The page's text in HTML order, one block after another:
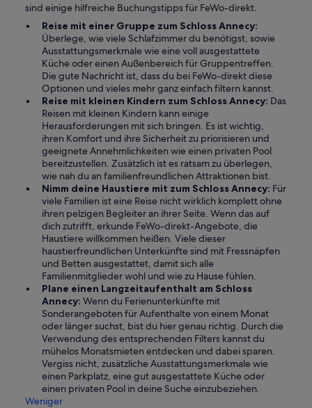
sind einige hilfreiche Buchungstipps für FeWo-direkt.
Reise mit einer Gruppe zum Schloss Annecy:
Überlege, wie viele Schlafzimmer du benötigst, sowie
Ausstattungsmerkmale wie eine voll ausgestattete
Küche oder einen Außenbereich für Gruppentreffen.
Die gute Nachricht ist, dass du bei FeWo-direkt diese
Optionen und vieles mehr ganz einfach filtern kannst.
Reise mit kleinen Kindern zum Schloss Annecy: Das
Reisen mit kleinen Kindern kann einige
Herausforderungen mit sich bringen. Es ist wichtig,
ihren Komfort und ihre Sicherheit zu priorisieren und
geeignete Annehmlichkeiten wie einen privaten Pool
bereitzustellen. Zusätzlich ist es ratsam zu überlegen,
wie nah du an familienfreundlichen Attraktionen bist.
Nimm deine Haustiere mit zum Schloss Annecy: Für
viele Familien ist eine Reise nicht wirklich komplett ohne
ihren pelzigen Begleiter an ihrer Seite. Wenn das auf
dich zutrifft, erkunde FeWo-direkt-Angebote, die
Haustiere willkommen heißen. Viele dieser
haustierfreundlichen Unterkünfte sind mit Fressnäpfen
und Betten ausgestattet, damit sich alle
Familienmitglieder wohl und wie zu Hause fühlen.
Plane einen Langzeitaufenthalt am Schloss
Annecy: Wenn du Ferienunterkünfte mit
Sonderangeboten für Aufenthalte von einem Monat
oder länger suchst, bist du hier genau richtig. Durch die
Verwendung des entsprechenden Filters kannst du
mühelos Monatsmieten entdecken und dabei sparen.
Vergiss nicht, zusätzliche Ausstattungsmerkmale wie
einen Parkplatz, eine gut ausgestattete Küche oder
einen privaten Pool in deine Suche einzubeziehen.
Weniger